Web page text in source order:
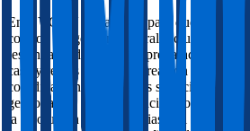
En DYGAV trabajamos para que el
control. La gestión integral incluye la
(estándares de limpieza, preparación de la
casa y reglas claras), la creación u
coordinación de todos los servicios
gestionamos la comunicación con el
la resolución de incidencias y el